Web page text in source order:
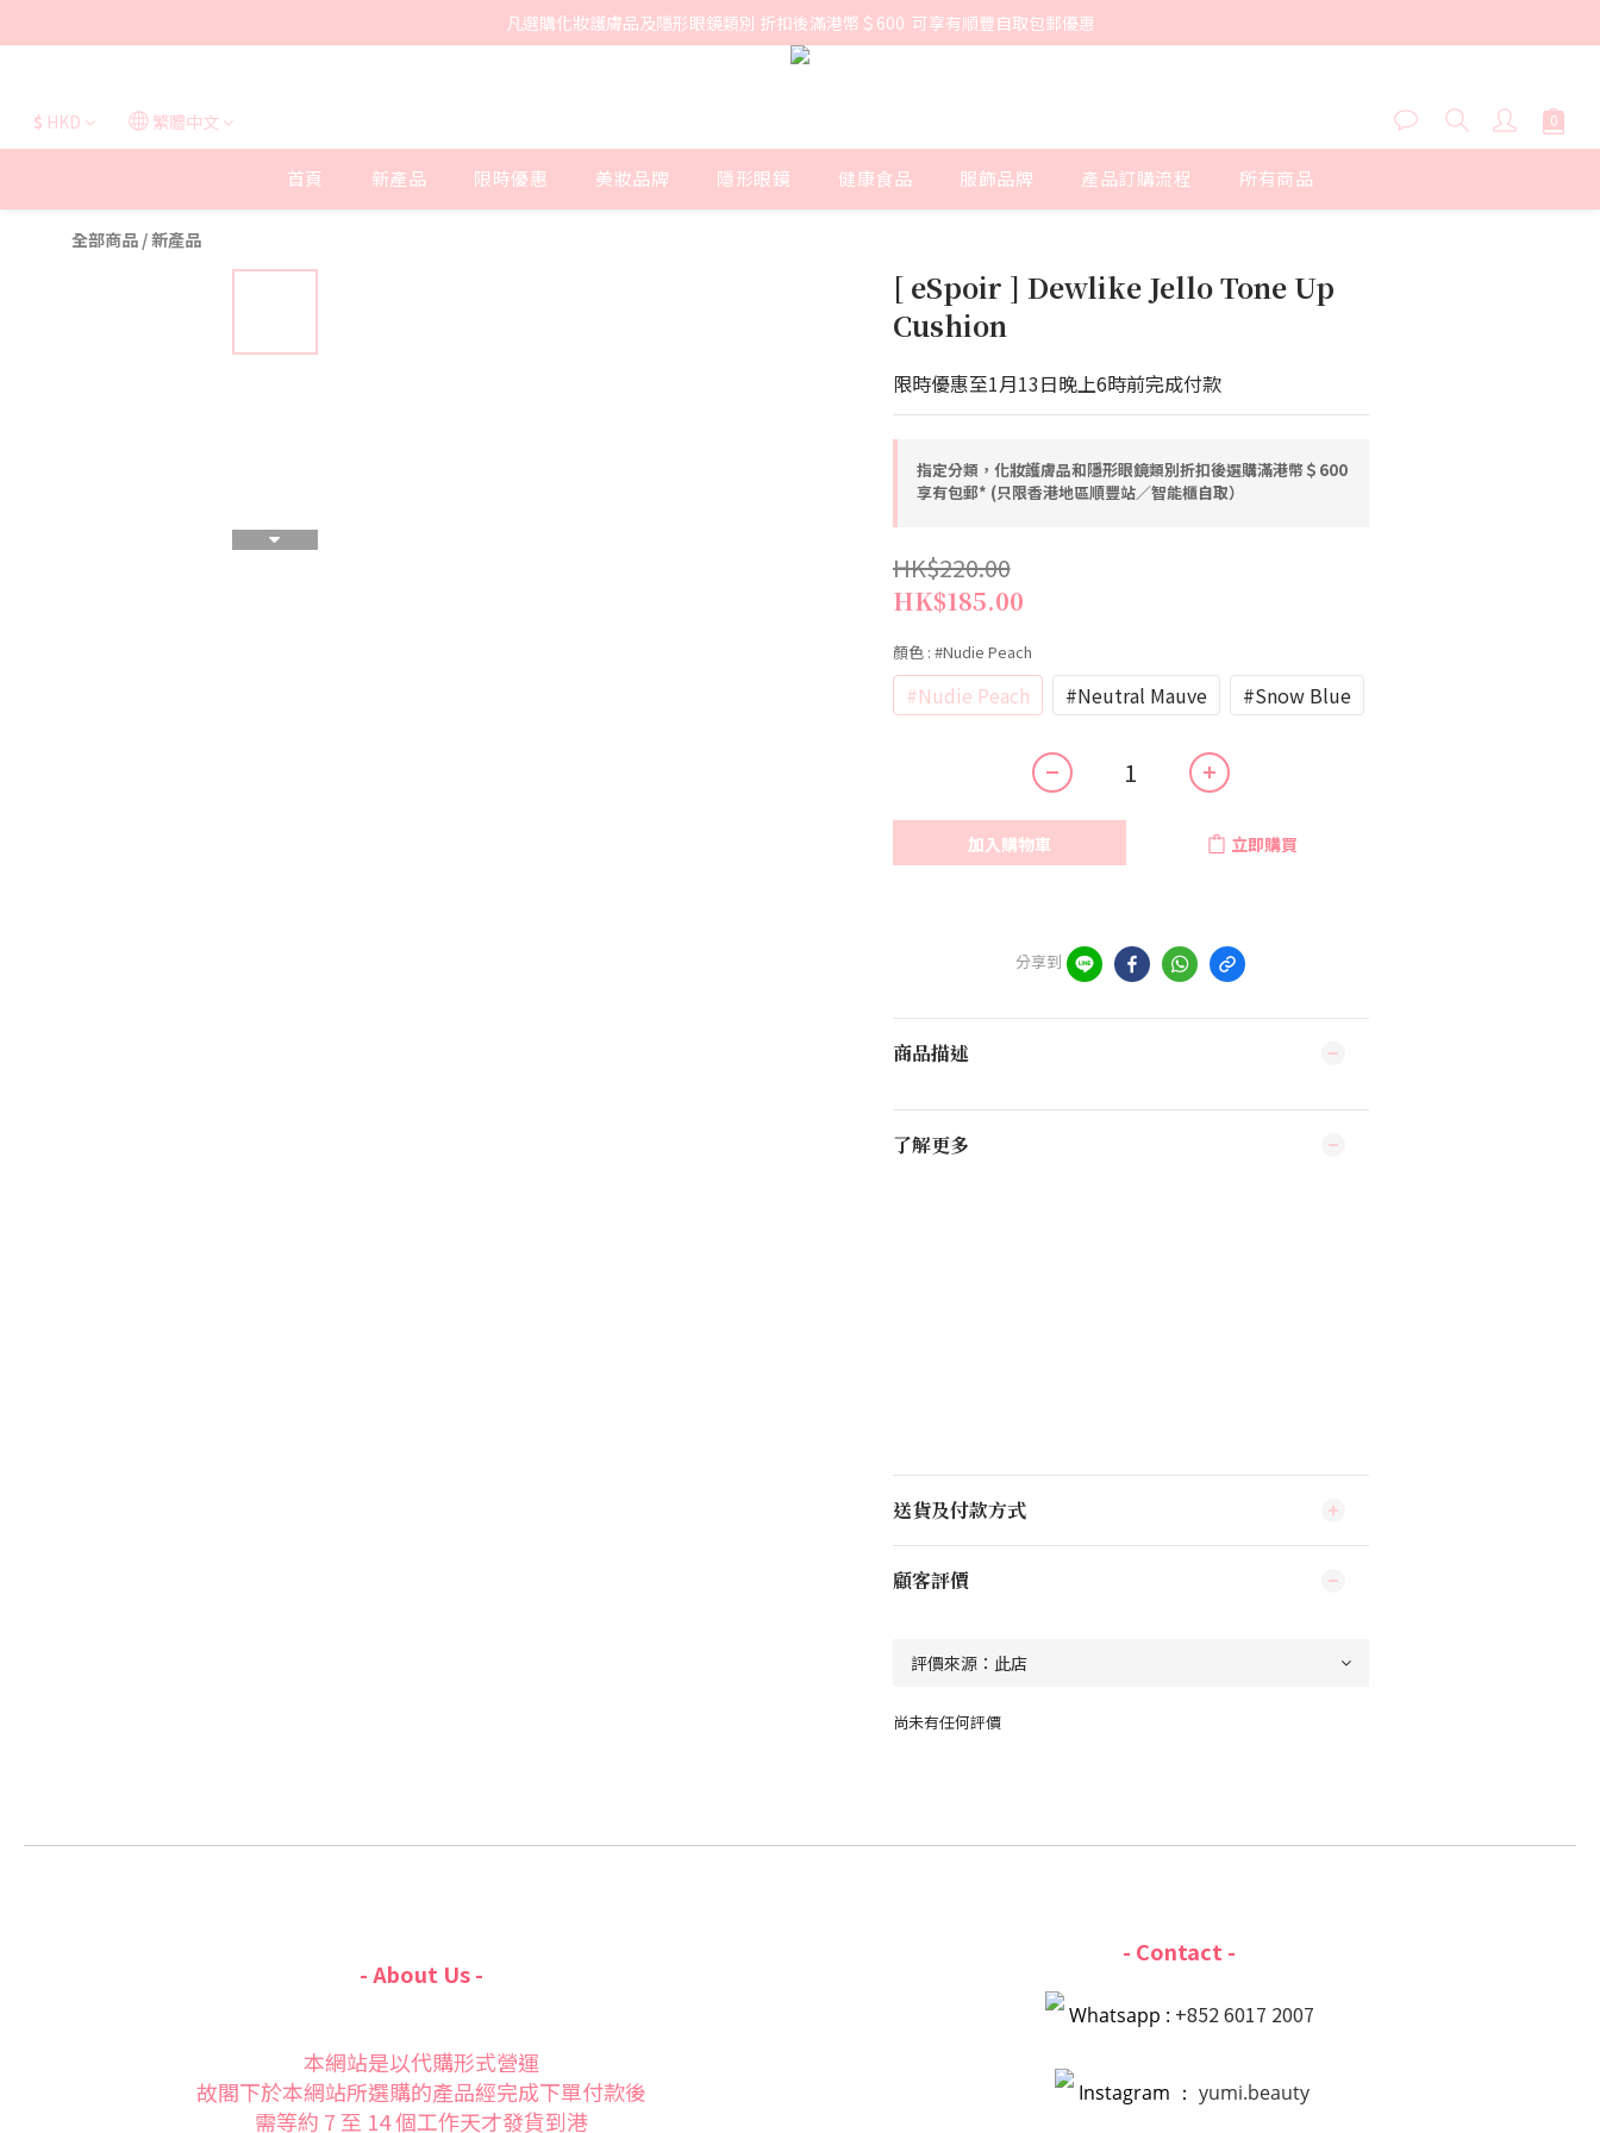
凡選購化妝護膚品及隱形眼鏡類別 折扣後滿港幣＄600  可享有順豐自取包郵優惠
$ HKD 繁體中文
首頁 新產品 限時優惠 美妝品牌 隱形眼鏡 健康食品 服飾品牌 產品訂購流程 所有商品
全部商品 /新產品
[ eSpoir ] Dewlike Jello Tone Up
Cushion
限時優惠至1月13日晚上6時前完成付款
指定分類，化妝護膚品和隱形眼鏡類別折扣後選購滿港幣＄600
享有包郵* (只限香港地區順豐站／智能櫃自取）
HK$220.00
HK$185.00
顏色 : #Nudie Peach
#Nudie Peach #Neutral Mauve #Snow Blue
加入購物車 立即購買
分享到
商品描述
了解更多
送貨及付款方式
顧客評價
尚未有任何評價
- About Us -
本網站是以代購形式營運
故閣下於本網站所選購的產品經完成下單付款後
需等約 7 至 14 個工作天才發貨到港
- Contact -
Whatsapp : +852 6017 2007
Instagram ： yumi.beauty